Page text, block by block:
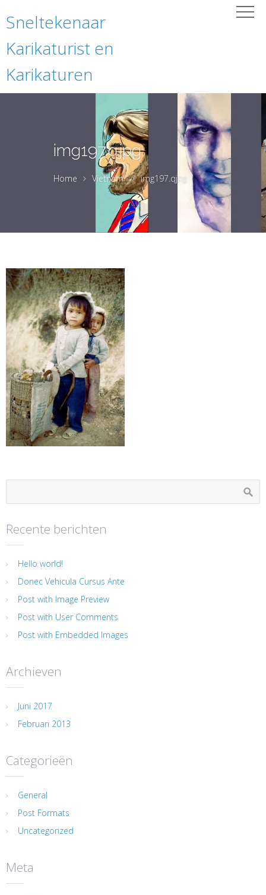
Sneltekenaar
Karikaturist en
Karikaturen
img197.qjpg
Home Vietnam img197.qjpg
Recente berichten
Hello world!
Donec Vehicula Cursus Ante
Post with Image Preview
Post with User Comments
Post with Embedded Images
Archieven
Juni 2017
Februari 2013
Categorieën
General
Post Formats
Uncategorized
Meta